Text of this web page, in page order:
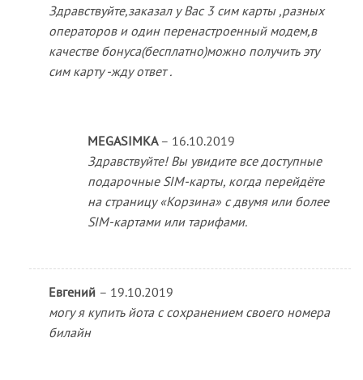
Здравствуйте,заказал у Вас 3 сим карты ,разных
операторов и один перенастроенный модем,в
качестве бонуса(бесплатно)можно получить эту
сим карту -жду ответ .
MEGASIMKA – 16.10.2019
Здравствуйте! Вы увидите все доступные
подарочные SIM-карты, когда перейдёте
на страницу «Корзина» с двумя или более
SIM-картами или тарифами.
Евгений – 19.10.2019
могу я купить йота с сохранением своего номера
билайн